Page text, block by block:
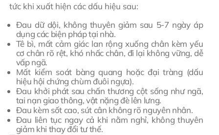
tức khi xuất hiện các dấu hiệu sau:
Đau dữ dội, không thuyên giảm sau 5-7 ngày áp
dụng các biện pháp tại nhà.
Tê bì, mất cảm giác lan rộng xuống chân kèm yếu
cơ chân rõ rệt, khó nhấc chân, đi lại không vững, dễ
vấp ngã.
Mất kiểm soát bàng quang hoặc đại tràng (dấu
hiệu hội chứng chùm đuôi ngựa).
Đau khởi phát sau chấn thương cột sống như ngã,
tai nạn giao thông, vật nặng đè lên lưng.
Đau kèm sốt cao, sút cân không rõ nguyên nhân.
Đau liên tục ngay cả khi nằm nghỉ, không thuyên
giảm khi thay đổi tư thế.